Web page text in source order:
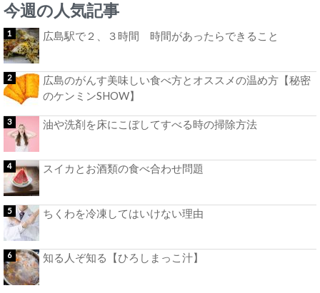
今週の人気記事
広島駅で２、３時間 時間があったらできること
広島のがんす美味しい食べ方とオススメの温め方【秘密
のケンミンSHOW】
油や洗剤を床にこぼしてすべる時の掃除方法
スイカとお酒類の食べ合わせ問題
ちくわを冷凍してはいけない理由
知る人ぞ知る【ひろしまっこ汁】